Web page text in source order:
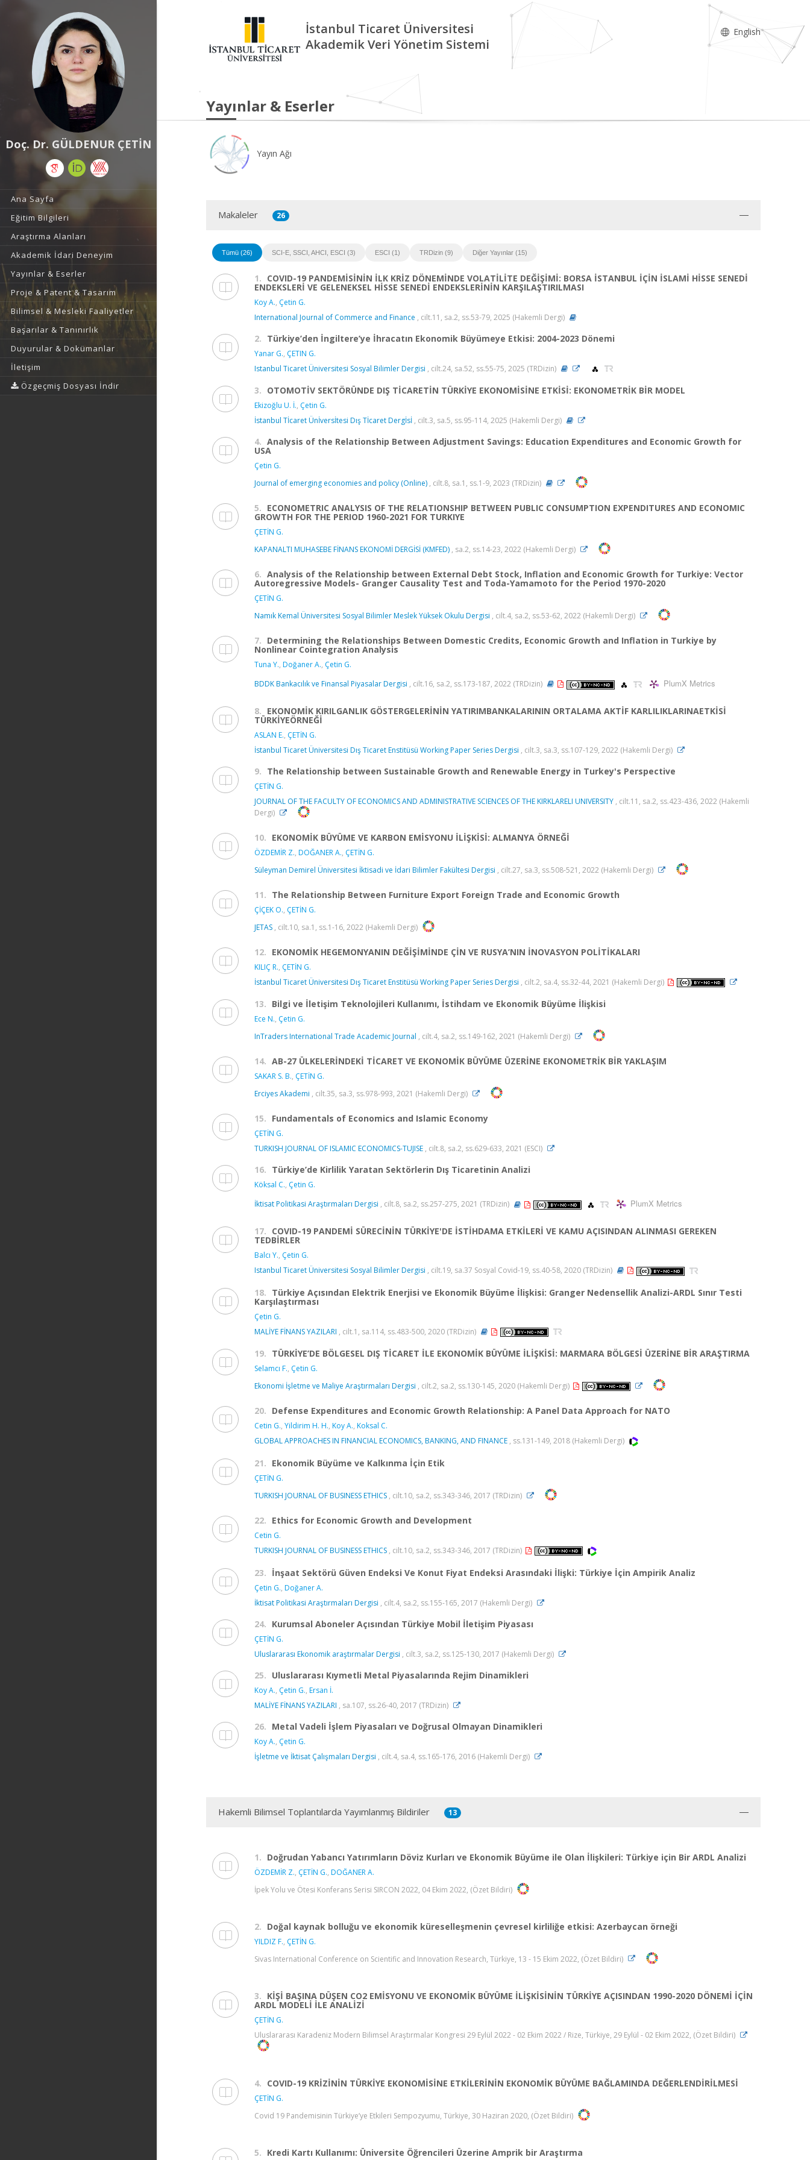
Doç. Dr. GÜLDENUR ÇETİN
Ana Sayfa
Eğitim Bilgileri
Araştırma Alanları
Akademik İdari Deneyim
Yayınlar & Eserler
Proje & Patent & Tasarım
Bilimsel & Mesleki Faaliyetler
Başarılar & Tanınırlık
Duyurular & Dokümanlar
İletişim
Özgeçmiş Dosyası İndir
İstanbul Ticaret Üniversitesi
Akademik Veri Yönetim Sistemi
English
Yayınlar & Eserler
Yayın Ağı
Makaleler 26
Tümü (26) SCI-E, SSCI, AHCI, ESCI (3) ESCI (1) TRDizin (9) Diğer Yayınlar (15)
1. COVID-19 PANDEMİSİNİN İLK KRİZ DÖNEMİNDE VOLATİLİTE DEĞİŞİMİ: BORSA İSTANBUL İÇİN İSLAMİ HİSSE SENEDİ
ENDEKSLERİ VE GELENEKSEL HİSSE SENEDİ ENDEKSLERİNİN KARŞILAŞTIRILMASI
Koy A., Çetin G.
International Journal of Commerce and Finance , cilt.11, sa.2, ss.53-79, 2025 (Hakemli Dergi)
2. Türkiye’den İngiltere’ye İhracatın Ekonomik Büyümeye Etkisi: 2004-2023 Dönemi
Yanar G., ÇETIN G.
Istanbul Ticaret Üniversitesi Sosyal Bilimler Dergisi , cilt.24, sa.52, ss.55-75, 2025 (TRDizin)
3. OTOMOTİV SEKTÖRÜNDE DIŞ TİCARETİN TÜRKİYE EKONOMİSİNE ETKİSİ: EKONOMETRİK BİR MODEL
Ekizoğlu U. İ., Çetin G.
İstanbul Tİcaret Ünİversİtesi Dış Tİcaret Dergİsİ , cilt.3, sa.5, ss.95-114, 2025 (Hakemli Dergi)
4. Analysis of the Relationship Between Adjustment Savings: Education Expenditures and Economic Growth for
USA
Çetin G.
Journal of emerging economies and policy (Online) , cilt.8, sa.1, ss.1-9, 2023 (TRDizin)
5. ECONOMETRIC ANALYSIS OF THE RELATIONSHIP BETWEEN PUBLIC CONSUMPTION EXPENDITURES AND ECONOMIC
GROWTH FOR THE PERIOD 1960-2021 FOR TURKIYE
ÇETİN G.
KAPANALTI MUHASEBE FİNANS EKONOMİ DERGİSİ (KMFED) , sa.2, ss.14-23, 2022 (Hakemli Dergi)
6. Analysis of the Relationship between External Debt Stock, Inflation and Economic Growth for Turkiye: Vector
Autoregressive Models- Granger Causality Test and Toda-Yamamoto for the Period 1970-2020
ÇETİN G.
Namık Kemal Üniversitesi Sosyal Bilimler Meslek Yüksek Okulu Dergisi , cilt.4, sa.2, ss.53-62, 2022 (Hakemli Dergi)
7. Determining the Relationships Between Domestic Credits, Economic Growth and Inflation in Turkiye by
Nonlinear Cointegration Analysis
Tuna Y., Doğaner A., Çetin G.
BDDK Bankacılık ve Finansal Piyasalar Dergisi , cilt.16, sa.2, ss.173-187, 2022 (TRDizin) PlumX Metrics
8. EKONOMİK KIRILGANLIK GÖSTERGELERİNİN YATIRIMBANKALARININ ORTALAMA AKTİF KARLILIKLARINAETKİSİ
TÜRKİYEÖRNEĞİ
ASLAN E., ÇETİN G.
İstanbul Ticaret Üniversitesi Dış Ticaret Enstitüsü Working Paper Series Dergisi , cilt.3, sa.3, ss.107-129, 2022 (Hakemli Dergi)
9. The Relationship between Sustainable Growth and Renewable Energy in Turkey's Perspective
ÇETİN G.
JOURNAL OF THE FACULTY OF ECONOMICS AND ADMINISTRATIVE SCIENCES OF THE KIRKLARELI UNIVERSITY , cilt.11, sa.2, ss.423-436, 2022 (Hakemli
Dergi)
10. EKONOMİK BÜYÜME VE KARBON EMİSYONU İLİŞKİSİ: ALMANYA ÖRNEĞİ
ÖZDEMİR Z., DOĞANER A., ÇETİN G.
Süleyman Demirel Üniversitesi İktisadi ve İdari Bilimler Fakültesi Dergisi , cilt.27, sa.3, ss.508-521, 2022 (Hakemli Dergi)
11. The Relationship Between Furniture Export Foreign Trade and Economic Growth
ÇİÇEK O., ÇETİN G.
JETAS , cilt.10, sa.1, ss.1-16, 2022 (Hakemli Dergi)
12. EKONOMİK HEGEMONYANIN DEĞİŞİMİNDE ÇİN VE RUSYA’NIN İNOVASYON POLİTİKALARI
KILIÇ R., ÇETİN G.
İstanbul Ticaret Üniversitesi Dış Ticaret Enstitüsü Working Paper Series Dergisi , cilt.2, sa.4, ss.32-44, 2021 (Hakemli Dergi)
13. Bilgi ve İletişim Teknolojileri Kullanımı, İstihdam ve Ekonomik Büyüme İlişkisi
Ece N., Çetin G.
InTraders International Trade Academic Journal , cilt.4, sa.2, ss.149-162, 2021 (Hakemli Dergi)
14. AB-27 ÜLKELERİNDEKİ TİCARET VE EKONOMİK BÜYÜME ÜZERİNE EKONOMETRİK BİR YAKLAŞIM
SAKAR S. B., ÇETİN G.
Erciyes Akademi , cilt.35, sa.3, ss.978-993, 2021 (Hakemli Dergi)
15. Fundamentals of Economics and Islamic Economy
ÇETİN G.
TURKISH JOURNAL OF ISLAMIC ECONOMICS-TUJISE , cilt.8, sa.2, ss.629-633, 2021 (ESCI)
16. Türkiye’de Kirlilik Yaratan Sektörlerin Dış Ticaretinin Analizi
Köksal C., Çetin G.
İktisat Politikasi Araştırmaları Dergisi , cilt.8, sa.2, ss.257-275, 2021 (TRDizin) PlumX Metrics
17. COVID-19 PANDEMİ SÜRECİNİN TÜRKİYE'DE İSTİHDAMA ETKİLERİ VE KAMU AÇISINDAN ALINMASI GEREKEN
TEDBİRLER
Balcı Y., Çetin G.
Istanbul Ticaret Üniversitesi Sosyal Bilimler Dergisi , cilt.19, sa.37 Sosyal Covid-19, ss.40-58, 2020 (TRDizin)
18. Türkiye Açısından Elektrik Enerjisi ve Ekonomik Büyüme İlişkisi: Granger Nedensellik Analizi-ARDL Sınır Testi
Karşılaştırması
Çetin G.
MALİYE FİNANS YAZILARI , cilt.1, sa.114, ss.483-500, 2020 (TRDizin)
19. TÜRKİYE’DE BÖLGESEL DIŞ TİCARET İLE EKONOMİK BÜYÜME İLİŞKİSİ: MARMARA BÖLGESİ ÜZERİNE BİR ARAŞTIRMA
Selamcı F., Çetin G.
Ekonomi İşletme ve Maliye Araştırmaları Dergisi , cilt.2, sa.2, ss.130-145, 2020 (Hakemli Dergi)
20. Defense Expenditures and Economic Growth Relationship: A Panel Data Approach for NATO
Cetin G., Yildirim H. H., Koy A., Koksal C.
GLOBAL APPROACHES IN FINANCIAL ECONOMICS, BANKING, AND FINANCE , ss.131-149, 2018 (Hakemli Dergi)
21. Ekonomik Büyüme ve Kalkınma İçin Etik
ÇETİN G.
TURKISH JOURNAL OF BUSINESS ETHICS , cilt.10, sa.2, ss.343-346, 2017 (TRDizin)
22. Ethics for Economic Growth and Development
Cetin G.
TURKISH JOURNAL OF BUSINESS ETHICS , cilt.10, sa.2, ss.343-346, 2017 (TRDizin)
23. İnşaat Sektörü Güven Endeksi Ve Konut Fiyat Endeksi Arasındaki İlişki: Türkiye İçin Ampirik Analiz
Çetin G., Doğaner A.
İktisat Politikasi Araştırmaları Dergisi , cilt.4, sa.2, ss.155-165, 2017 (Hakemli Dergi)
24. Kurumsal Aboneler Açısından Türkiye Mobil İletişim Piyasası
ÇETİN G.
Uluslararası Ekonomik araştırmalar Dergisi , cilt.3, sa.2, ss.125-130, 2017 (Hakemli Dergi)
25. Uluslararası Kıymetli Metal Piyasalarında Rejim Dinamikleri
Koy A., Çetin G., Ersan İ.
MALİYE FİNANS YAZILARI , sa.107, ss.26-40, 2017 (TRDizin)
26. Metal Vadeli İşlem Piyasaları ve Doğrusal Olmayan Dinamikleri
Koy A., Çetin G.
İşletme ve İktisat Çalışmaları Dergisi , cilt.4, sa.4, ss.165-176, 2016 (Hakemli Dergi)
Hakemli Bilimsel Toplantılarda Yayımlanmış Bildiriler 13
1. Doğrudan Yabancı Yatırımların Döviz Kurları ve Ekonomik Büyüme ile Olan İlişkileri: Türkiye için Bir ARDL Analizi
ÖZDEMİR Z., ÇETİN G., DOĞANER A.
İpek Yolu ve Ötesi Konferans Serisi SIRCON 2022, 04 Ekim 2022, (Özet Bildiri)
2. Doğal kaynak bolluğu ve ekonomik küreselleşmenin çevresel kirliliğe etkisi: Azerbaycan örneği
YILDIZ F., ÇETİN G.
Sivas International Conference on Scientific and Innovation Research, Türkiye, 13 - 15 Ekim 2022, (Özet Bildiri)
3. KİŞİ BAŞINA DÜŞEN CO2 EMİSYONU VE EKONOMİK BÜYÜME İLİŞKİSİNİN TÜRKİYE AÇISINDAN 1990-2020 DÖNEMİ İÇİN
ARDL MODELİ İLE ANALİZİ
ÇETİN G.
Uluslararası Karadeniz Modern Bilimsel Araştırmalar Kongresi 29 Eylül 2022 - 02 Ekim 2022 / Rize, Türkiye, 29 Eylül - 02 Ekim 2022, (Özet Bildiri)
4. COVID-19 KRİZİNİN TÜRKİYE EKONOMİSİNE ETKİLERİNİN EKONOMİK BÜYÜME BAĞLAMINDA DEĞERLENDİRİLMESİ
ÇETİN G.
Covid 19 Pandemisinin Türkiye’ye Etkileri Sempozyumu, Türkiye, 30 Haziran 2020, (Özet Bildiri)
5. Kredi Kartı Kullanımı: Üniversite Öğrencileri Üzerine Amprik bir Araştırma